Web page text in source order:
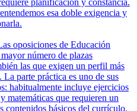
planificación y constancia.
esa doble exigencia y
oposiciones de Educación
número de plazas
las que exigen un perfil más
La parte práctica es uno de sus
habitualmente incluye ejercicios
matemáticas que requieren un
contenidos básicos del currículo.